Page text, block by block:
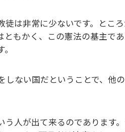
徒は非常に少ないです。とこ
ともかく、この憲法の基主で
しない国だということで、他
う人が出て来るのであります